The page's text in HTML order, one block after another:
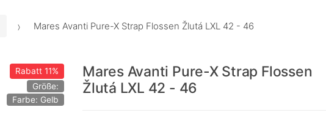
Mares Avanti Pure-X Strap Flossen Žlutá LXL 42 - 46
Rabatt11%
Größe:
Farbe: Gelb
Mares Avanti Pure-X Strap Flossen
Žlutá LXL 42 - 46